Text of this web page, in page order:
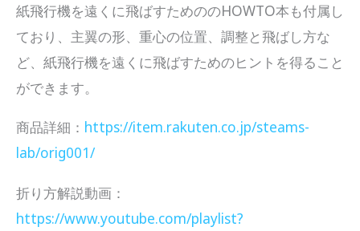
紙飛行機を遠くに飛ばすためののHOWTO本も付属し
ており、主翼の形、重心の位置、調整と飛ばし方な
ど、紙飛行機を遠くに飛ばすためのヒントを得ること
ができます。
商品詳細： https://item.rakuten.co.jp/steams-
lab/orig001/
折り方解説動画：
https://www.youtube.com/playlist?